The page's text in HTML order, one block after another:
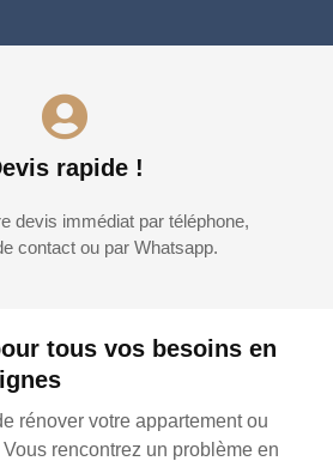
tous vos besoins en
rénover votre appartement ou
Vous rencontrez un problème en
rapide !
devis immédiat par téléphone,
contact ou par Whatsapp.